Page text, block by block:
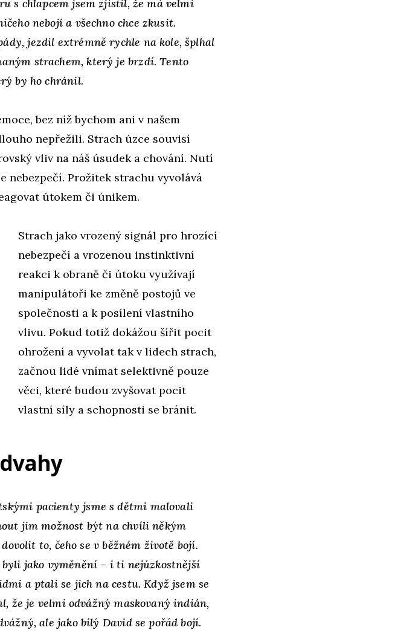
s chlapcem jsem zjistil, že má velmi
nebojí a všechno chce zkusit.
jezdil extrémně rychle na kole, šplhal
strachem, který je brzdí. Tento
by ho chránil.
bez níž bychom ani v našem
nepřežili. Strach úzce souvisí
vliv na náš úsudek a chování. Nutí
nebezpečí. Prožitek strachu vyvolává
útokem či únikem.
Strach jako vrozený signál pro hrozící
nebezpečí a vrozenou instinktivní
reakci k obraně či útoku využívají
manipulátoři ke změně postojů ve
společnosti a k posílení vlastního
vlivu. Pokud totiž dokážou šířit pocit
ohrožení a vyvolat tak v lidech strach,
začnou lidé vnímat selektivně pouze
věci, které budou zvyšovat pocit
vlastní síly a schopnosti se bránit.
pacienty jsme s dětmi malovali
jim možnost být na chvíli někým
to, čeho se v běžném životě bojí.
byli jako vyměnění – i ti nejúzkostnější
a ptali se jich na cestu. Když jsem se
že je velmi odvážný maskovaný indián,
ale jako bílý David se pořád bojí.